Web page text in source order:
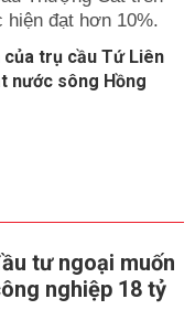
đạt hơn 10%.
trụ cầu Tứ Liên
nước sông Hồng
tư ngoại muốn
nghiệp 18 tỷ